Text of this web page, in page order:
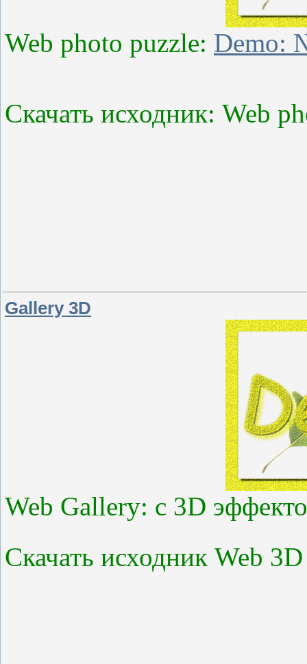
Web photo puzzle: Demo:
Скачать исходник: Web
Gallery 3D
Web Gallery: с 3D
Скачать исходник Web